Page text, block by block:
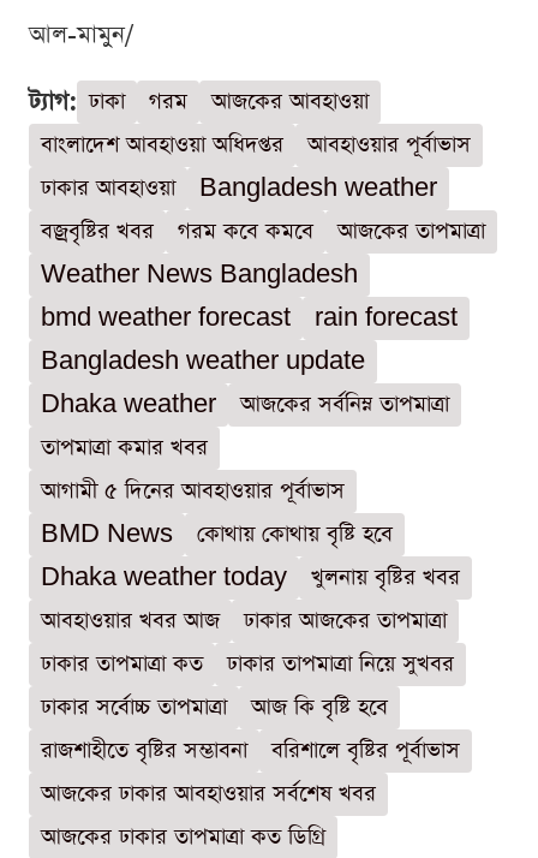
আল-মামুন/
ট্যাগ: ঢাকা গরম
আজকের আবহাওয়া
বাংলাদেশ আবহাওয়া অধিদপ্তর
আবহাওয়ার পূর্বাভাস
ঢাকার আবহাওয়া
Bangladesh weather
বজ্রবৃষ্টির খবর
গরম কবে কমবে
আজকের তাপমাত্রা
Weather News Bangladesh
bmd weather forecast
rain forecast
Bangladesh weather update
Dhaka weather
আজকের সর্বনিম্ন তাপমাত্রা
তাপমাত্রা কমার খবর
আগামী ৫ দিনের আবহাওয়ার পূর্বাভাস
BMD News
কোথায় কোথায় বৃষ্টি হবে
Dhaka weather today
খুলনায় বৃষ্টির খবর
আবহাওয়ার খবর আজ
ঢাকার আজকের তাপমাত্রা
ঢাকার তাপমাত্রা কত
ঢাকার তাপমাত্রা নিয়ে সুখবর
ঢাকার সর্বোচ্চ তাপমাত্রা
আজ কি বৃষ্টি হবে
রাজশাহীতে বৃষ্টির সম্ভাবনা
বরিশালে বৃষ্টির পূর্বাভাস
আজকের ঢাকার আবহাওয়ার সর্বশেষ খবর
আজকের ঢাকার তাপমাত্রা কত ডিগ্রি